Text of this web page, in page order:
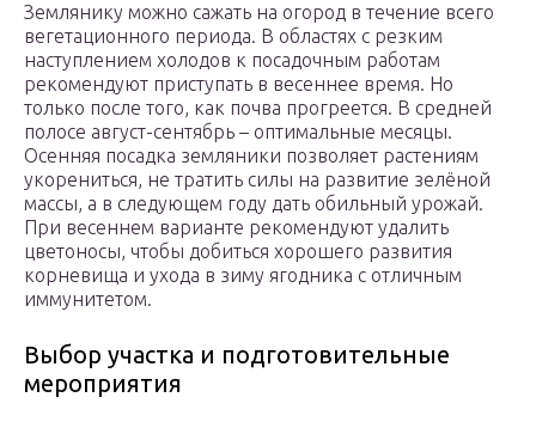
Землянику можно сажать на огород в течение всего
вегетационного периода. В областях с резким
наступлением холодов к посадочным работам
рекомендуют приступать в весеннее время. Но
только после того, как почва прогреется. В средней
полосе август-сентябрь – оптимальные месяцы.
Осенняя посадка земляники позволяет растениям
укорениться, не тратить силы на развитие зелёной
массы, а в следующем году дать обильный урожай.
При весеннем варианте рекомендуют удалить
цветоносы, чтобы добиться хорошего развития
корневища и ухода в зиму ягодника с отличным
иммунитетом.
Выбор участка и подготовительные
мероприятия